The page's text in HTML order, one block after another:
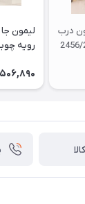
درب
لیمون
رویه چوبی